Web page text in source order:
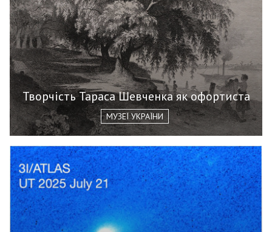
Творчість Тараса Шевченка як офортиста
МУЗЕЇ УКРАЇНИ